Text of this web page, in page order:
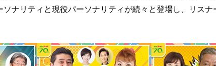
ソナリティと現役パーソナリティが続々と登場し、リスナ